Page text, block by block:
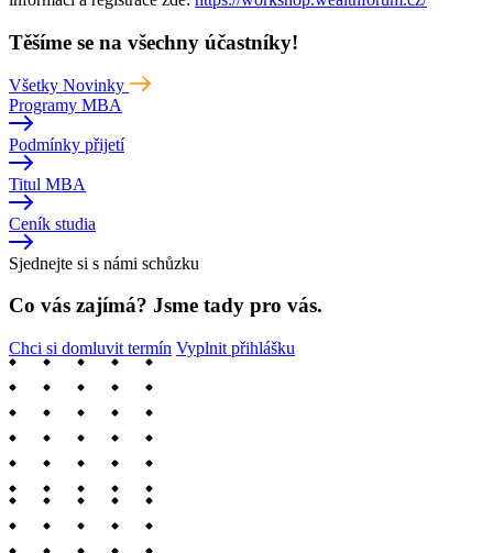
Těšíme se na všechny účastníky!
Všetky Novinky
Programy MBA
Podmínky přijetí
Titul MBA
Ceník studia
Sjednejte si s námi schůzku
Co vás zajímá? Jsme tady pro vás.
Chci si domluvit termín Vyplnit přihlášku